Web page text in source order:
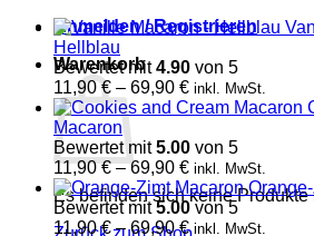
Anmelden / Registrieren
Warenkorb
Es befinden sich keine Produkte
Hellblau
Bewertet mit4.90 von 5
11,90€ – 69,90 €Preisspanne:
11,90 €
69,90 €
inkl. MwSt.
Macaron
Bewertet mit5.00 von 5
11,90€ –69,90 €Preisspanne:
11,90 €
bis
69,90 €
inkl. MwSt.
Bewertet mit5.00von 5
11,90€ –69,90€Preisspanne:
inkl. MwSt.